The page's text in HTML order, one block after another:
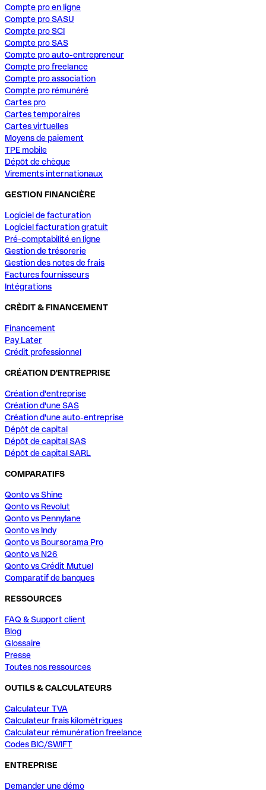
Compte pro en ligne
Compte pro SASU
Compte pro SCI
Compte pro SAS
Compte pro auto-entrepreneur
Compte pro freelance
Compte pro association
Compte pro rémunéré
Cartes pro
Cartes temporaires
Cartes virtuelles
Moyens de paiement
TPE mobile
Dépôt de chèque
Virements internationaux
GESTION FINANCIÈRE
Logiciel de facturation
Logiciel facturation gratuit
Pré-comptabilité en ligne
Gestion de trésorerie
Gestion des notes de frais
Factures fournisseurs
Intégrations
CRÈDIT & FINANCEMENT
Financement
Pay Later
Crédit professionnel
CRÉATION D'ENTREPRISE
Création d'entreprise
Création d'une SAS
Création d'une auto-entreprise
Dépôt de capital
Dépôt de capital SAS
Dépôt de capital SARL
COMPARATIFS
Qonto vs Shine
Qonto vs Revolut
Qonto vs Pennylane
Qonto vs Indy
Qonto vs Boursorama Pro
Qonto vs N26
Qonto vs Crédit Mutuel
Comparatif de banques
RESSOURCES
FAQ & Support client
Blog
Glossaire
Presse
Toutes nos ressources
OUTILS & CALCULATEURS
Calculateur TVA
Calculateur frais kilométriques
Calculateur rémunération freelance
Codes BIC/SWIFT
ENTREPRISE
Demander une démo